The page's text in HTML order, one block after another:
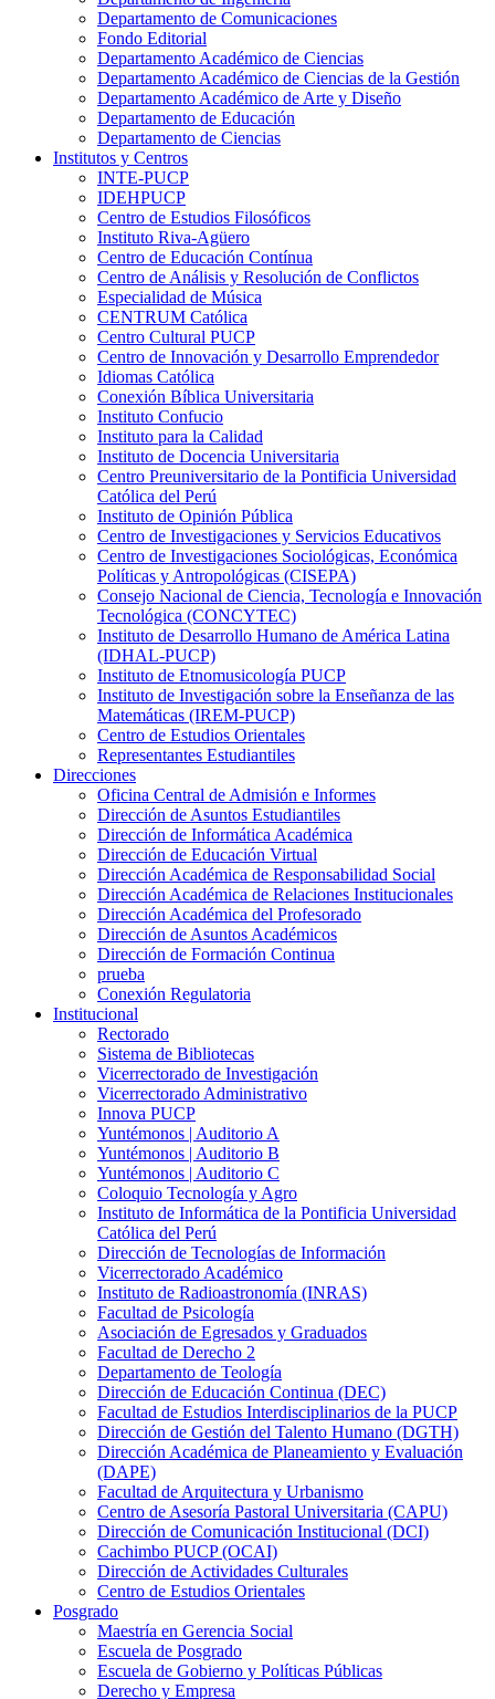
Departamento de Comunicaciones
Fondo Editorial
Departamento Académico de Ciencias
Departamento Académico de Ciencias de la Gestión
Departamento Académico de Arte y Diseño
Departamento de Educación
Departamento de Ciencias
Institutos y Centros
INTE-PUCP
IDEHPUCP
Centro de Estudios Filosóficos
Instituto Riva-Agüero
Centro de Educación Contínua
Centro de Análisis y Resolución de Conflictos
Especialidad de Música
CENTRUM Católica
Centro Cultural PUCP
Centro de Innovación y Desarrollo Emprendedor
Idiomas Católica
Conexión Bíblica Universitaria
Instituto Confucio
Instituto para la Calidad
Instituto de Docencia Universitaria
Centro Preuniversitario de la Pontificia Universidad
Católica del Perú
Instituto de Opinión Pública
Centro de Investigaciones y Servicios Educativos
Centro de Investigaciones Sociológicas, Económica
Políticas y Antropológicas (CISEPA)
Consejo Nacional de Ciencia, Tecnología e Innovación
Tecnológica (CONCYTEC)
Instituto de Desarrollo Humano de América Latina
(IDHAL-PUCP)
Instituto de Etnomusicología PUCP
Instituto de Investigación sobre la Enseñanza de las
Matemáticas (IREM-PUCP)
Centro de Estudios Orientales
Representantes Estudiantiles
Direcciones
Oficina Central de Admisión e Informes
Dirección de Asuntos Estudiantiles
Dirección de Informática Académica
Dirección de Educación Virtual
Dirección Académica de Responsabilidad Social
Dirección Académica de Relaciones Institucionales
Dirección Académica del Profesorado
Dirección de Asuntos Académicos
Dirección de Formación Continua
prueba
Conexión Regulatoria
Institucional
Rectorado
Sistema de Bibliotecas
Vicerrectorado de Investigación
Vicerrectorado Administrativo
Innova PUCP
Yuntémonos | Auditorio A
Yuntémonos | Auditorio B
Yuntémonos | Auditorio C
Coloquio Tecnología y Agro
Instituto de Informática de la Pontificia Universidad
Católica del Perú
Dirección de Tecnologías de Información
Vicerrectorado Académico
Instituto de Radioastronomía (INRAS)
Facultad de Psicología
Asociación de Egresados y Graduados
Facultad de Derecho 2
Departamento de Teología
Dirección de Educación Continua (DEC)
Facultad de Estudios Interdisciplinarios de la PUCP
Dirección de Gestión del Talento Humano (DGTH)
Dirección Académica de Planeamiento y Evaluación
(DAPE)
Facultad de Arquitectura y Urbanismo
Centro de Asesoría Pastoral Universitaria (CAPU)
Dirección de Comunicación Institucional (DCI)
Cachimbo PUCP (OCAI)
Dirección de Actividades Culturales
Centro de Estudios Orientales
Posgrado
Maestría en Gerencia Social
Escuela de Posgrado
Escuela de Gobierno y Políticas Públicas
Derecho y Empresa